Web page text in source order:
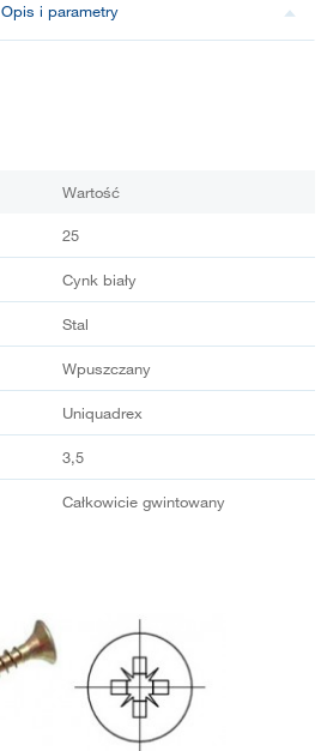
Opis i parametry
Wartość
25
Cynk biały
Stal
Wpuszczany
Uniquadrex
3,5
Całkowicie gwintowany